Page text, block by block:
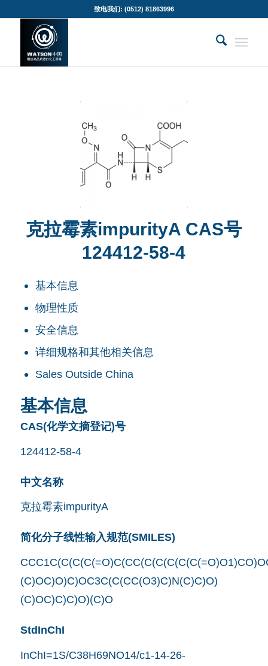
致电我们: (0512) 81863996
克拉霉素impurityA CAS号
124412-58-4
基本信息
物理性质
安全信息
详细规格和其他相关信息
Sales Outside China
基本信息
CAS(化学文摘登记)号
124412-58-4
中文名称
克拉霉素impurityA
简化分子线性输入规范(SMILES)
(C)OC)O)C)OC3C(C(CC(O3)C)N(C)C)O)
(C)OC)C)C)O)(C)O
StdInChI
InChI=1S/C38H69NO14/c1-14-26-